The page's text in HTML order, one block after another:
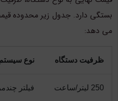
بستگی دارد. جدول زیر محدوده
می دهد:
ظرفیت دستگاه نوع سیستم
250 لیتر/ساعت فیلتر